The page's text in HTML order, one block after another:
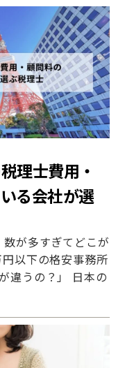
理士費用・
る会社が選
数が多すぎてどこが
以下の格安事務所
違うの？」 日本の